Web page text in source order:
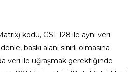
kodu, GS1-128 ile aynı veri
baskı alanı sınırlı olmasına
veri ile uğraşmak gerektiğinde